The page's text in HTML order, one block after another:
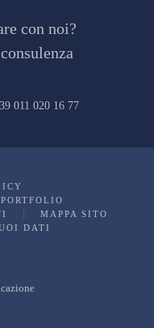
con noi?
011 020 16 77
PORTFOLIO
MAPPA SITO
DATI